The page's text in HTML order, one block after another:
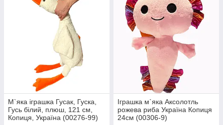
М`яка іграшка Гусак, Гуска,
Гусь білий, плюш, 121 см,
Копиця, Україна (00276-99)
Іграшка м`яка Аксолотль
рожева риба Україна Копиця
24см (00306-9)